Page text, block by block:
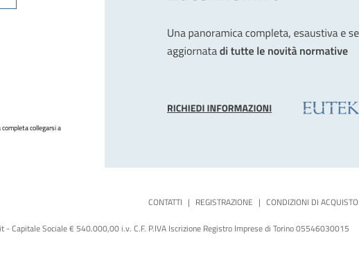
collegarsi a
CONTATTI | REGISTRAZIONE | CONDIZIONI DI ACQUISTO
Sociale € 540.000,00 i.v. C.F. P.IVA Iscrizione Registro Imprese di Torino 05546030015